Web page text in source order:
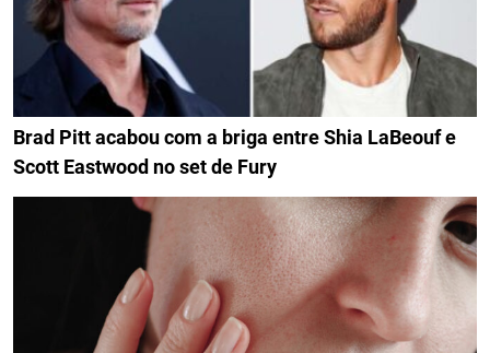
Brad Pitt acabou com a briga entre Shia LaBeouf e
Scott Eastwood no set de Fury